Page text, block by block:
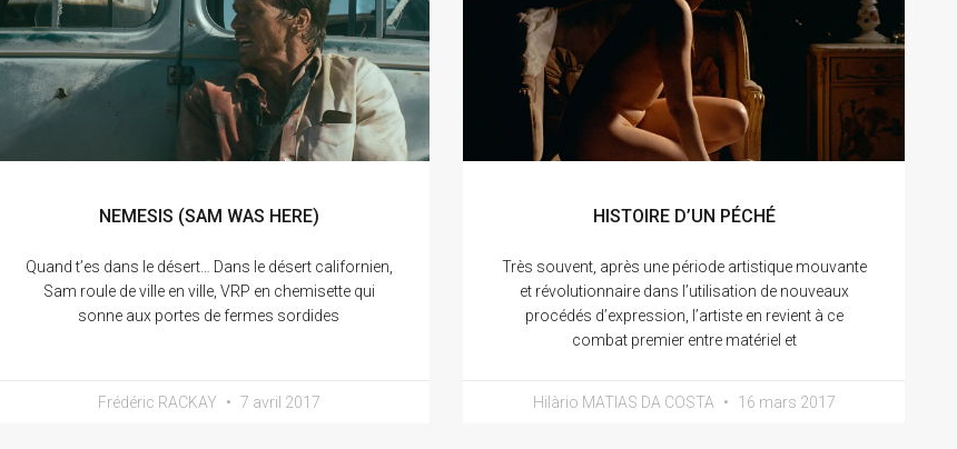
NEMESIS (SAM WAS HERE)
Quand t’es dans le désert… Dans le désert californien,
Sam roule de ville en ville, VRP en chemisette qui
sonne aux portes de fermes sordides
Frédéric RACKAY 7 avril 2017
HISTOIRE D’UN PÉCHÉ
Très souvent, après une période artistique mouvante
et révolutionnaire dans l’utilisation de nouveaux
procédés d’expression, l’artiste en revient à ce
combat premier entre matériel et
Hilàrio MATIAS DA COSTA 16 mars 2017